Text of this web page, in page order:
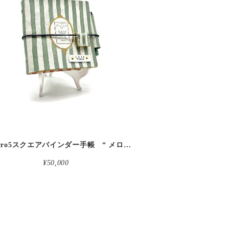
detail
革micro5スクエアバインダー手帳 “ メロン・イチゴシェイク 昼下がりのお茶会” 本革
¥50,000